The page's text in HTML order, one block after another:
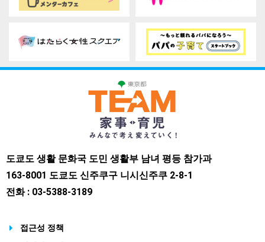
도쿄도 생활 문화국 도민 생활부 남녀 평등 참가과
163-8001 도쿄도 신주쿠구 니시신주쿠 2-8-1
전화 : 03-5388-3189
접근성 정책